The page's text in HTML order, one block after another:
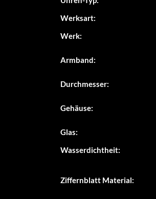
Werksart:
Werk:
Armband:
Durchmesser:
Gehäuse:
Glas:
Wasserdichtheit:
Ziffernblatt Material: